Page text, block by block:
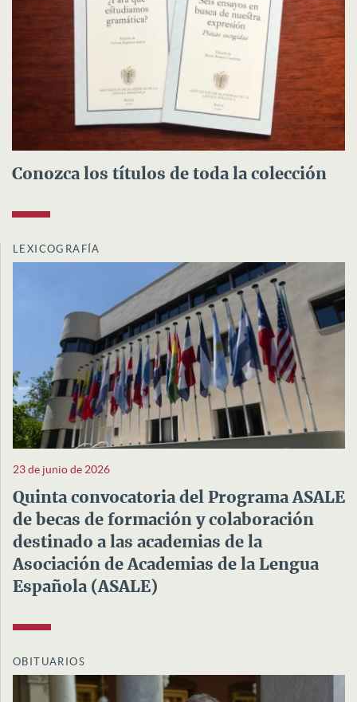
Conozca los títulos de toda la colección
LEXICOGRAFÍA
23 de junio de 2026
Quinta convocatoria del Programa ASALE
de becas de formación y colaboración
destinado a las academias de la
Asociación de Academias de la Lengua
Española (ASALE)
OBITUARIOS